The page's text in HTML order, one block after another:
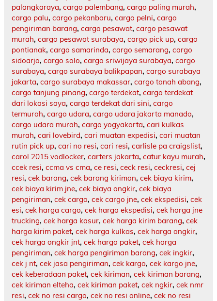
palangkaraya, cargo palembang, cargo paling murah,
cargo palu, cargo pekanbaru, cargo pelni, cargo
pengiriman barang, cargo pesawat, cargo pesawat
murah, cargo pesawat surabaya, cargo pick up, cargo
pontianak, cargo samarinda, cargo semarang, cargo
sidoarjo, cargo solo, cargo sriwijaya surabaya, cargo
surabaya, cargo surabaya balikpapan, cargo surabaya
jakarta, cargo surabaya makassar, cargo tanah abang,
cargo tanjung pinang, cargo terdekat, cargo terdekat
dari lokasi saya, cargo terdekat dari sini, cargo
termurah, cargo udara, cargo udara jakarta manado,
cargo udara murah, cargo yogyakarta, cari kulkas
murah, cari lovebird, cari muatan expedisi, cari muatan
rutin pick up, cari no resi, cari resi, carlisle pa craigslist,
carol 2015 vodlocker, carters jakarta, catur kayu murah,
ccek resi, ccma vs cma, ce resi, ceck resi, ceckresi, cej
resi, cek barang, cek barang kiriman, cek biaya kirim,
cek biaya kirim jne, cek biaya ongkir, cek biaya
pengiriman, cek cargo, cek cargo jne, cek ekspedisi, cek
esi, cek harga cargo, cek harga ekspedisi, cek harga jne
trucking, cek harga kasur, cek harga kirim barang, cek
harga kirim paket, cek harga kulkas, cek harga ongkir,
cek harga ongkir jnt, cek harga paket, cek harga
pengiriman, cek harga pengiriman barang, cek ingkir,
cek j nt, cek jasa pengiriman, cek kargo, cek kargo jne,
cek keberadaan paket, cek kiriman, cek kiriman barang,
cek kiriman elteha, cek kiriman paket, cek ngkir, cek nmr
resi, cek no resi cargo, cek no resi online, cek no resi